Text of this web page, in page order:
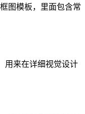
图模板，里面包含常
用来在详细视觉设计